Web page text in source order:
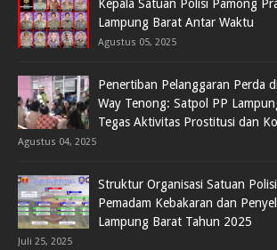
Kepala Satuan Polisi Pamong
Lampung Barat Antar Waktu
Agustus 05, 2025
Penertiban Pelanggaran Perda
Way Tenong: Satpol PP
Tegas Aktivitas Prostitusi dan
Agustus 04, 2025
Struktur Organisasi Satuan
Pemadam Kebakaran dan
Lampung Barat Tahun 2025
Juli 25, 2025